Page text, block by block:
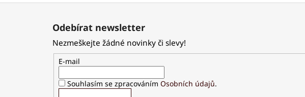
Z
Odebírat newsletter
Nezmeškejte žádné novinky či slevy!
E-mail
Souhlasím se zpracováním Osobních údajů.